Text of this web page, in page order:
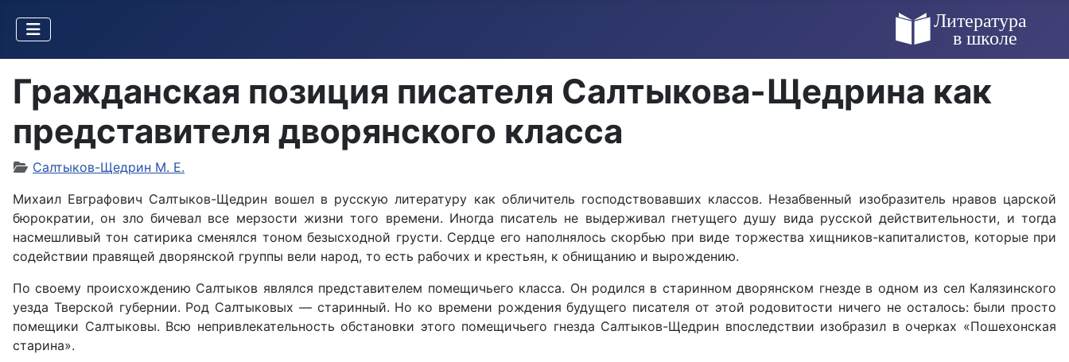
Гражданская позиция писателя Салтыкова-Щедрина как
представителя дворянского класса
Салтыков-Щедрин М. Е.
Михаил Евграфович Салтыков-Щедрин вошел в русскую литературу как обличитель господствовавших классов. Незабвенный изобразитель нравов царской
бюрократии, он зло бичевал все мерзости жизни того времени. Иногда писатель не выдерживал гнетущего душу вида русской действительности, и тогда
насмешливый тон сатирика сменялся тоном безысходной грусти. Сердце его наполнялось скорбью при виде торжества хищников-капиталистов, которые при
содействии правящей дворянской группы вели народ, то есть рабочих и крестьян, к обнищанию и вырождению.
По своему происхождению Салтыков являлся представителем помещичьего класса. Он родился в старинном дворянском гнезде в одном из сел Калязинского
уезда Тверской губернии. Род Салтыковых — старинный. Но ко времени рождения будущего писателя от этой родовитости ничего не осталось: были просто
помещики Салтыковы. Всю непривлекательность обстановки этого помещичьего гнезда Салтыков-Щедрин впоследствии изобразил в очерках «Пошехонская
старина».